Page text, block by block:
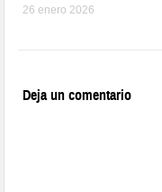
26 enero 2026
Deja un comentario